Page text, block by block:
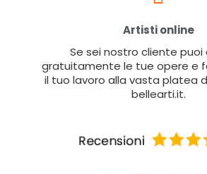
Artisti online
Se sei nostro cliente puoi
gratuitamente le tue opere e
il tuo lavoro alla vasta platea
bellearti.it.